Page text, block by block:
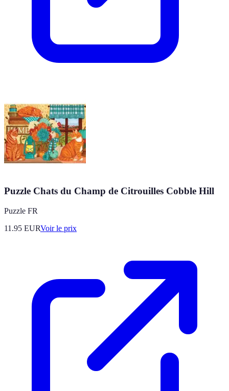
Puzzle Chats du Champ de Citrouilles Cobble Hill
Puzzle FR
11.95 EURVoir le prix